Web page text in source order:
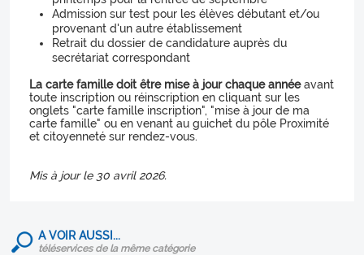
Admission sur test pour les élèves débutant et/ou
provenant d'un autre établissement
Retrait du dossier de candidature auprès du
secrétariat correspondant
La carte famille doit être mise à jour chaque annéeavant
toute inscription ou réinscription en cliquant sur les
onglets "carte famille inscription", "mise à jour de ma
carte famille" ou en venant au guichet du pôle Proximité
et citoyenneté sur rendez-vous.
Mis à jour le 30 avril 2026.
A VOIR AUSSI...
téléservices de la même catégorie